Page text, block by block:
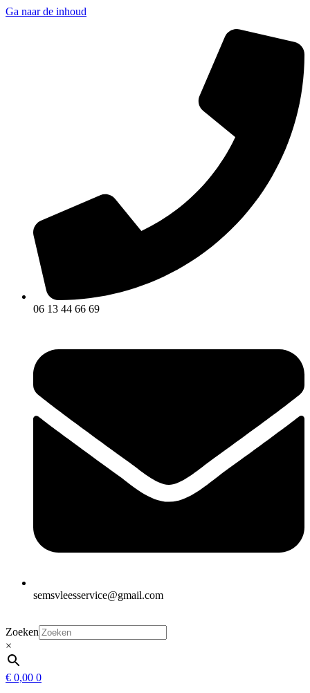
Ga naar de inhoud
06 13 44 66 69
semsvleesservice@gmail.com
Zoeken
×
€ 0,00 0